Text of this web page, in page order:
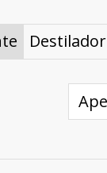
Destilador